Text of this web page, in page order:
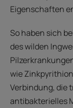
Eigenschaften
So haben sich
des wilden
wie
Verbindung, die
antibakterielles